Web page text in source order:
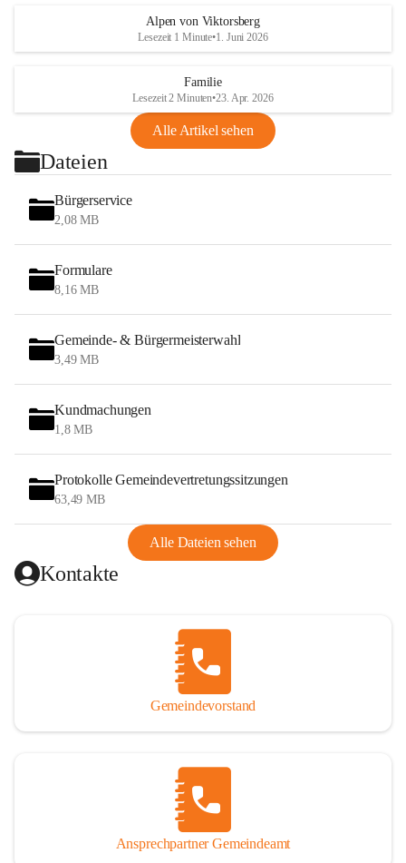
Alpen von Viktorsberg
Lesezeit 1 Minute•1. Juni 2026
Familie
Lesezeit 2 Minuten•23. Apr. 2026
Alle Artikel sehen
Dateien
Bürgerservice
2,08 MB
Formulare
8,16 MB
Gemeinde- & Bürgermeisterwahl
3,49 MB
Kundmachungen
1,8 MB
Protokolle Gemeindevertretungssitzungen
63,49 MB
Alle Dateien sehen
Kontakte
Gemeindevorstand
Ansprechpartner Gemeindeamt